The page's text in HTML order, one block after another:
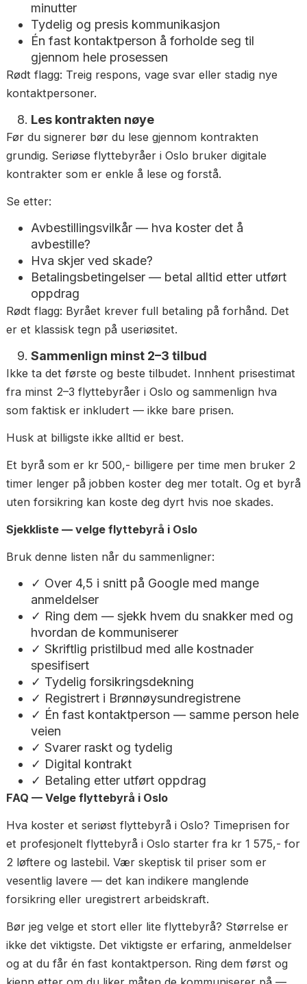
Følte du deg sett som kunde?
Det er de samme menneskene du snakker med nå
stiller opp for deg på flyttedagen — og som du
hvis noe skulle gå galt etterpå. Velg et byrå du
liker å snakke med.
Rødt flagg: Ingen svarer, du blir satt over til en ny
person hver gang, eller svarene er vage og
Sjekk responstid og kommunikasjon
god indikator på hvordan de kommuniserer under
oppdraget.
Gode tegn:
Raskt svar på henvendelse — helst innen
minutter
Tydelig og presis kommunikasjon
gjennom hele prosessen
Rødt flagg: Treig respons, vage svar eller stadig
kontaktpersoner.
Les kontrakten nøye
grundig. Seriøse flyttebyråer i Oslo bruker digitale
kontrakter som er enkle å lese og forstå.
Se etter:
Avbestillingsvilkår — hva koster det å
Hva skjer ved skade?
Betalingsbetingelser — betal alltid etter
oppdrag
Rødt flagg: Byrået krever full betaling på forhånd.
er et klassisk tegn på useriøsitet.
Sammenlign minst 2–3 tilbud
Ikke ta det første og beste tilbudet. Innhent
fra minst 2–3 flyttebyråer i Oslo og sammenlign hva
som faktisk er inkludert — ikke bare prisen.
Husk at billigste ikke alltid er best.
Et byrå som er kr 500,- billigere per time men
timer lenger på jobben koster deg mer totalt. Og
uten forsikring kan koste deg dyrt hvis noe skades.
Sjekkliste — velge flyttebyrå i Oslo
Bruk denne listen når du sammenligner:
✓ Over 4,5 i snitt på Google med mange
anmeldelser